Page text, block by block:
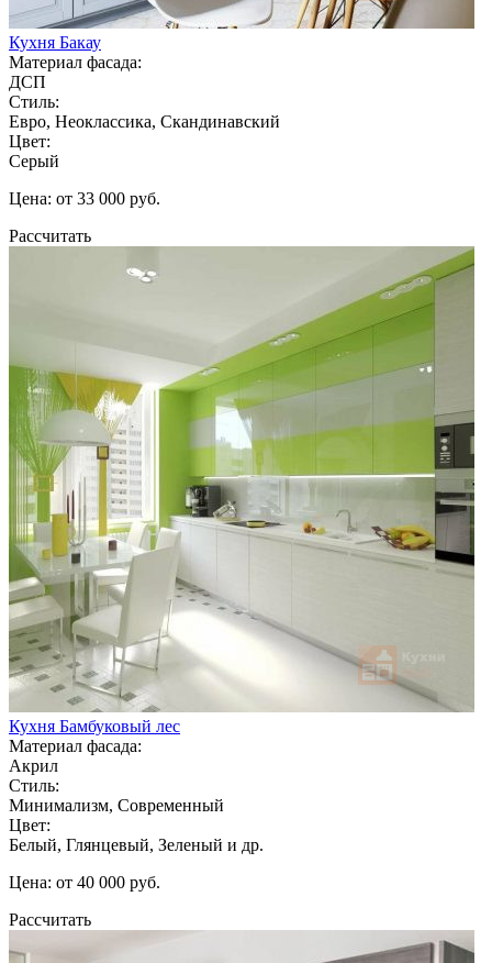
Кухня Бакау
Материал фасада:
ДСП
Стиль:
Евро, Неоклассика, Скандинавский
Цвет:
Серый
Цена: от 33 000 руб.
Рассчитать
Кухня Бамбуковый лес
Материал фасада:
Акрил
Стиль:
Минимализм, Современный
Цвет:
Белый, Глянцевый, Зеленый и др.
Цена: от 40 000 руб.
Рассчитать